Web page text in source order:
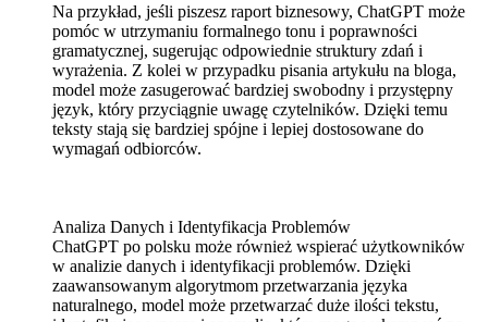
Na przykład, jeśli piszesz raport biznesowy, ChatGPT może
pomóc w utrzymaniu formalnego tonu i poprawności
gramatycznej, sugerując odpowiednie struktury zdań i
wyrażenia. Z kolei w przypadku pisania artykułu na bloga,
model może zasugerować bardziej swobodny i przystępny
język, który przyciągnie uwagę czytelników. Dzięki temu
teksty stają się bardziej spójne i lepiej dostosowane do
wymagań odbiorców.
Analiza Danych i Identyfikacja Problemów
ChatGPT po polsku może również wspierać użytkowników
w analizie danych i identyfikacji problemów. Dzięki
zaawansowanym algorytmom przetwarzania języka
naturalnego, model może przetwarzać duże ilości tekstu,